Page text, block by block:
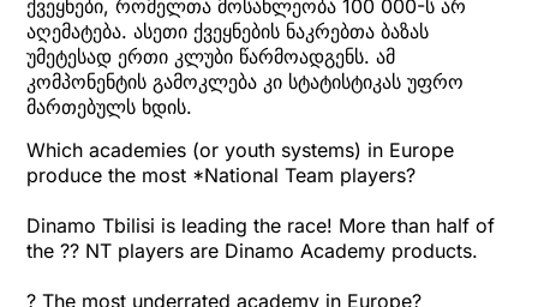
ქვეყნები, რომელთა მოსახლეობა 100 000-ს არ
აღემატება. ასეთი ქვეყნების ნაკრებთა ბაზას
უმეტესად ერთი კლუბი წარმოადგენს. ამ
კომპონენტის გამოკლება კი სტატისტიკას უფრო
მართებულს ხდის.
Which academies (or youth systems) in Europe
produce the most *National Team players?
Dinamo Tbilisi is leading the race! More than half of
the ?? NT players are Dinamo Academy products.
? The most underrated academy in Europe?